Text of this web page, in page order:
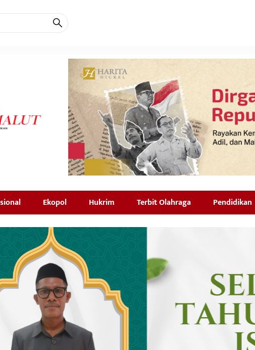
Ekopol Hukrim Terbit Olahraga Pendidikan